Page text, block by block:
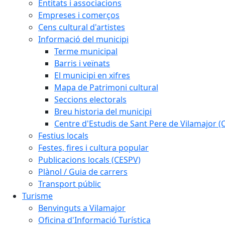
Entitats i associacions
Empreses i comerços
Cens cultural d'artistes
Informació del municipi
Terme municipal
Barris i veïnats
El municipi en xifres
Mapa de Patrimoni cultural
Seccions electorals
Breu historia del municipi
Centre d'Estudis de Sant Pere de Vilamajor
Festius locals
Festes, fires i cultura popular
Publicacions locals (CESPV)
Plànol / Guia de carrers
Transport públic
Turisme
Benvinguts a Vilamajor
Oficina d'Informació Turística